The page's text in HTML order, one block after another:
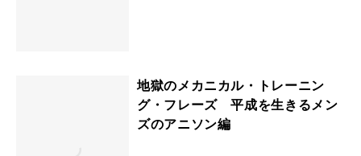
地獄のメカニカル・トレーニン
グ・フレーズ 平成を生きるメン
ズのアニソン編